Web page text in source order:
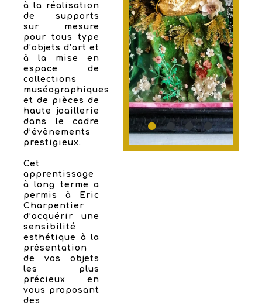
à la réalisation
de supports
sur mesure
pour tous type
d’objets d’art et
à la mise en
espace de
collections
muséographiques
et de pièces de
haute joaillerie
dans le cadre
d’évènements
prestigieux.
Cet
apprentissage
à long terme a
permis à Eric
Charpentier
d’acquérir une
sensibilité
esthétique à la
présentation
de vos objets
les plus
précieux en
vous proposant
des